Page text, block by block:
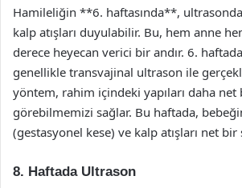
Hamileliğin **6. haftasında**,
kalp atışları duyulabilir. Bu, hem anne
derece heyecan verici bir andır. 6.
genellikle transvajinal ultrason ile
yöntem, rahim içindeki yapıları daha net
görebilmemizi sağlar. Bu haftada,
(gestasyonel kese) ve kalp atışları net
8. Haftada Ultrason